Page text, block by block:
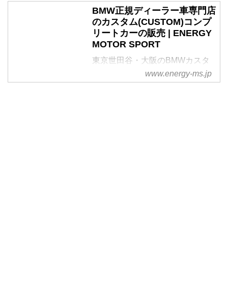
BMW正規ディーラー車専門店
のカスタム(CUSTOM)コンプ
リートカーの販売 | ENERGY
MOTOR SPORT
東京世田谷・大阪のBMWカスタ
ム、フルオーダー、コンプリート
カーの販売。ノーマル車をベース
www.energy-ms.jp